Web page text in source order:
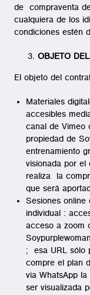
de compraventa
cualquiera de los
condiciones estén
OBJETO
El objeto del
Materiales
accesibles
canal de Vimeo
propiedad de
entrenamiento
visionada por el
realiza la
que será
Sesiones
individual :
acceso a zoom
; esa URL sólo
compre el plan
via WhatsApp
ser visualizada